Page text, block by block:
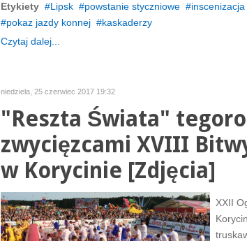
Etykiety
Lipsk powstanie styczniowe inscenizacja
pokaz jazdy konnej
kaskaderzy
Czytaj dalej...
niedziela, 25 czerwiec 2017 19:32
"Reszta Świata"
zwycięzcami XVIII
w Korycinie [Zdjęcia]
XXII